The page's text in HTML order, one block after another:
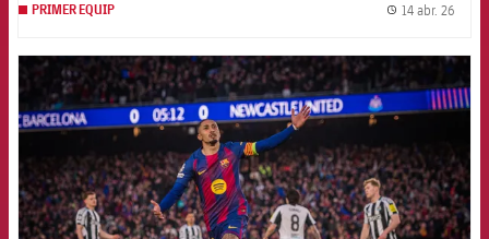
PRIMER EQUIP 14 abr. 26
FCB Barcelona badge